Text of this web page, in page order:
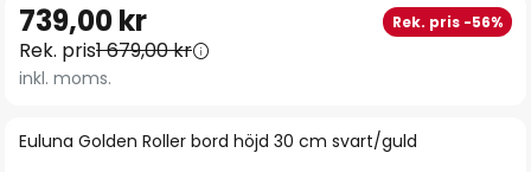
till
början
av
Euluna Golden Roller bord höjd 30 cm svart/guld
739,00 kr Rek. pris -56%
Rek. pris1 679,00 kr
inkl. moms.